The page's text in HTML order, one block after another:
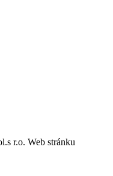
r.o. Web stránku